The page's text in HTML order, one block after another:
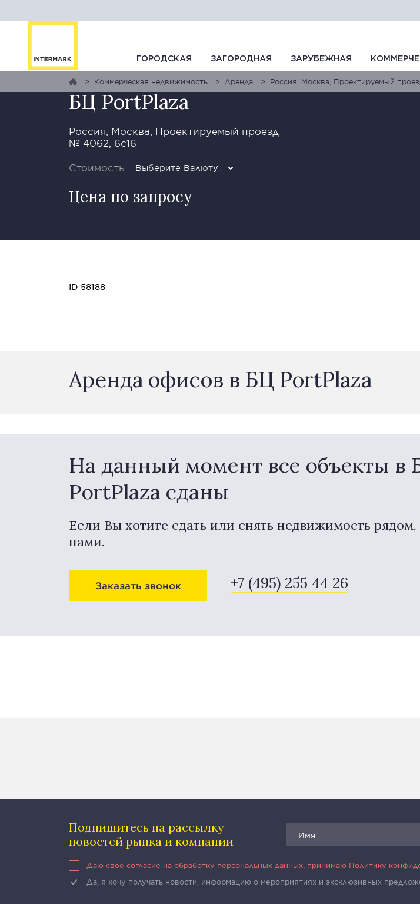
ГОРОДСКАЯ ЗАГОРОДНАЯ ЗАРУБЕЖНАЯ
Коммерческая недвижимость Аренда Россия, Москва, Проектируемый
БЦ PortPlaza
Россия, Москва, Проектируемый проезд
№ 4062, 6с16
Стоимость Выберите Валюту
Цена по запросу
ID 58188
Аренда офисов в БЦ PortPlaza
На данный момент все объекты в
PortPlaza сданы
Если Вы хотите сдать или снять недвижимость рядом,
нами.
Заказать звонок +7 (495) 255 44 26
Подпишитесь на рассылку
новостей рынка и компании
Даю свое согласие на обработку персональных данных, принимаю Политику
Да, я хочу получать новости, информацию о мероприятиях и эксклюзивных